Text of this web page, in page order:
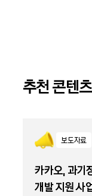
추천 콘텐츠
보도자료
카카오, 과기
개발 지원 사